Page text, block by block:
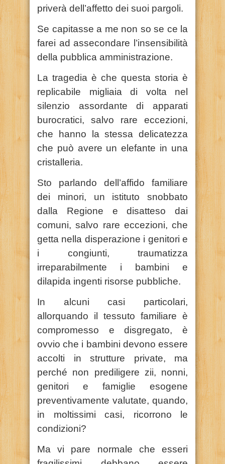
priverà dell’affetto dei suoi pargoli.
Se capitasse a me non so se ce la
farei ad assecondare l’insensibilità
della pubblica amministrazione.
La tragedia è che questa storia è
replicabile migliaia di volta nel
silenzio assordante di apparati
burocratici, salvo rare eccezioni,
che hanno la stessa delicatezza
che può avere un elefante in una
cristalleria.
Sto parlando dell’affido familiare
dei minori, un istituto snobbato
dalla Regione e disatteso dai
comuni, salvo rare eccezioni, che
getta nella disperazione i genitori e
i congiunti, traumatizza
irreparabilmente i bambini e
dilapida ingenti risorse pubbliche.
In alcuni casi particolari,
allorquando il tessuto familiare è
compromesso e disgregato, è
ovvio che i bambini devono essere
accolti in strutture private, ma
perché non prediligere zii, nonni,
genitori e famiglie esogene
preventivamente valutate, quando,
in moltissimi casi, ricorrono le
condizioni?
Ma vi pare normale che esseri